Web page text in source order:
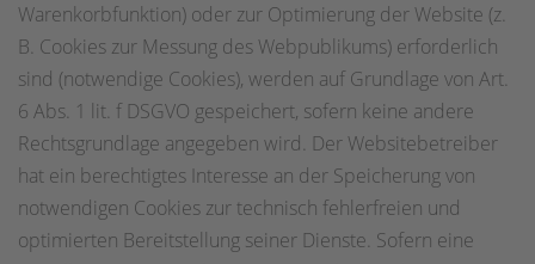
Warenkorbfunktion) oder zur Optimierung der Website (z.
B. Cookies zur Messung des Webpublikums) erforderlich
sind (notwendige Cookies), werden auf Grundlage von Art.
6 Abs. 1 lit. f DSGVO gespeichert, sofern keine andere
Rechtsgrundlage angegeben wird. Der Websitebetreiber
hat ein berechtigtes Interesse an der Speicherung von
notwendigen Cookies zur technisch fehlerfreien und
optimierten Bereitstellung seiner Dienste. Sofern eine